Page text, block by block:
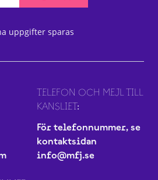
uppgifter sparas
TELEFON OCH MEJL TILL
KANSLIET:
För telefonnummer, se
kontaktsidan
info@mfj.se